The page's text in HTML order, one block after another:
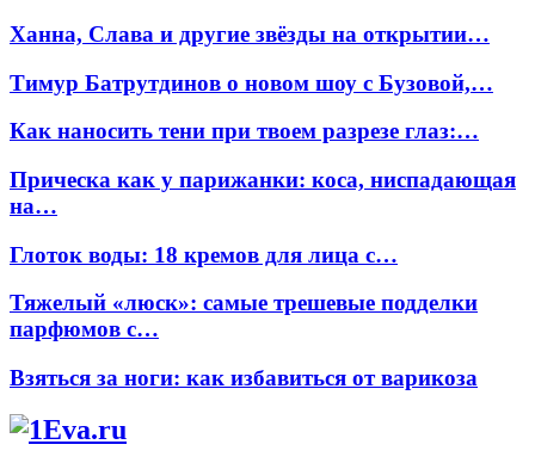
Ханна, Слава и другие звёзды на открытии…
Тимур Батрутдинов о новом шоу с Бузовой,…
Как наносить тени при твоем разрезе глаз:…
Прическа как у парижанки: коса, ниспадающая
на…
Глоток воды: 18 кремов для лица с…
Тяжелый «люск»: самые трешевые подделки
парфюмов с…
Взяться за ноги: как избавиться от варикоза